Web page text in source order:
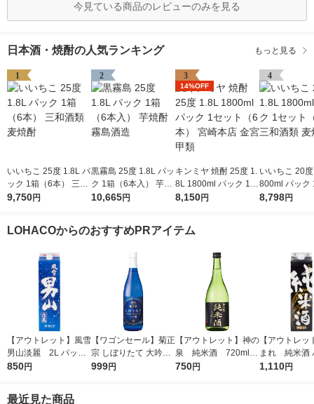
今見ている商品のレビューのみを見る
日本酒・焼酎の人気ランキング もっと見る
1
いいちこ 25度 1.8L パ
ック 1箱（6本） 三和
酒類 麦焼酎
9,750円
2
黒霧島 25度 1.8L パッ
ク 1箱（6本入） 芋焼
酎 霧島酒造
10,665円
3
14%OFF
キンミヤ 焼酎 25度 1.
8L 1800ml パック 1セ
ット（6本） 宮崎本店
8,150円
4
いいちこ 20
800ml パック
（6本） 三和酒類 麦
8,798円
LOHACOからのおすすめPRアイテム
【アウトレット】風雪
男山淡麗 2L パック
1本 東亜酒造 日本酒
850円
【ワゴンセール】菊正
宗 しぼりたて 大吟醸
720ml 1本 日本酒
999円
【アウトレット】神の
泉 純米酒 720ml 1
本 東亜酒造 日本酒
750円
【アウトレッ
まれ 純米酒
2L 1本 東亜酒
1,110円
最近見た商品